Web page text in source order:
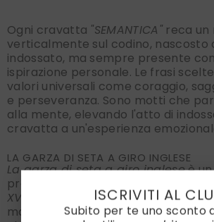
Ogni cravatta "SEMANTICA" reca
verticalmente sul codino, nascosto
indossato, ma sempre presente
ispirazione personale. Le frasi
valori universali come coraggio,
e perseveranza. Sono motti che
alla mente, elevando l'atto di
cravatta a un'esperienza
LA GARZA DI SETA A GIRO INGLESE
La garza di seta a giro ingleseè
pregiato con una storia
XVIII secolo
, quando veniva utilizzato
manifatture europee per realizzare
ISCRIVITI AL
Subito per te uno sconto